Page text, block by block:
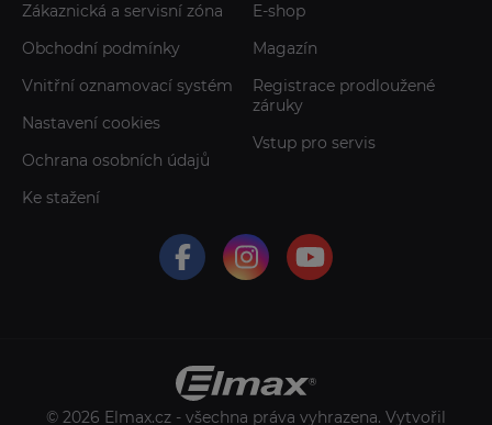
Zákaznická a servisní zóna
Obchodní podmínky
Vnitřní oznamovací systém
Nastavení cookies
Ochrana osobních údajů
Ke stažení
E-shop
Magazín
Registrace prodloužené
záruky
Vstup pro servis
© 2026 Elmax.cz - všechna práva vyhrazena. Vytvořil